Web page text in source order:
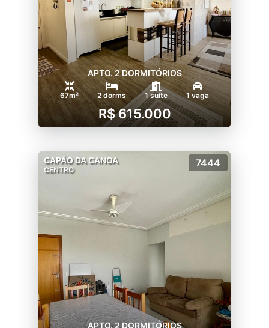
APTO. 2 DORMITÓRIOS
67m² 2 dorms 1 suíte 1 vaga
R$ 615.000
CAPÃO DA CANOA
CENTRO
7444
APTO. 2 DORMITÓRIOS